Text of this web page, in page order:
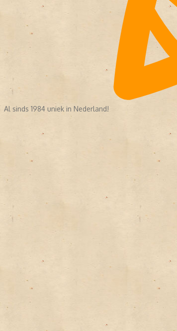
Al sinds 1984 uniek in Nederland!